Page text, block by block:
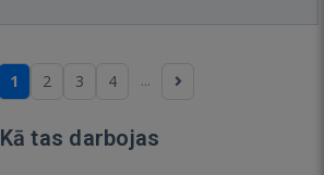
1 2 3 4 ...
Kā tas darbojas